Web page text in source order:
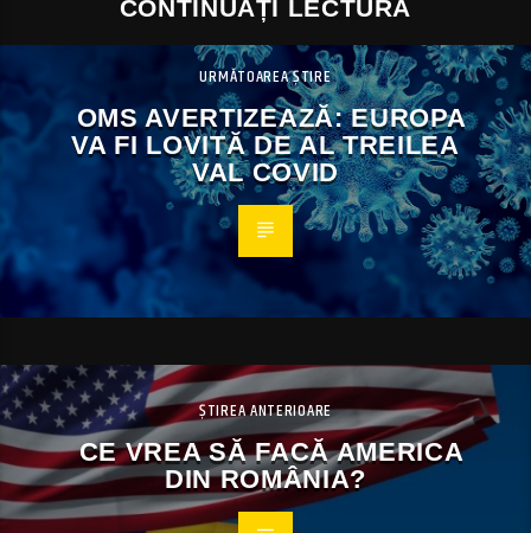
CONTINUAȚI LECTURA
URMĂTOAREA ȘTIRE
OMS AVERTIZEAZĂ: EUROPA
VA FI LOVITĂ DE AL TREILEA
VAL COVID
ȘTIREA ANTERIOARE
CE VREA SĂ FACĂ AMERICA
DIN ROMÂNIA?